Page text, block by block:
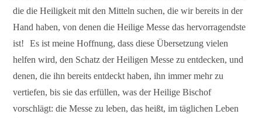
die die Heiligkeit mit den Mitteln suchen, die wir bereits in der
Hand haben, von denen die Heilige Messe das hervorragendste
ist! Es ist meine Hoffnung, dass diese Übersetzung vielen
helfen wird, den Schatz der Heiligen Messe zu entdecken, und
denen, die ihn bereits entdeckt haben, ihn immer mehr zu
vertiefen, bis sie das erfüllen, was der Heilige Bischof
vorschlägt: die Messe zu leben, das heißt, im täglichen Leben